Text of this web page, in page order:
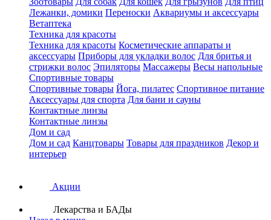
Лежанки, домики Переноски Аквариумы и аксессуары
Ветаптека
Техника для красоты
Техника для красоты Косметические аппараты и
аксессуары Приборы для укладки волос Для бритья и
стрижки волос Эпиляторы Массажеры Весы напольные
Спортивные товары
Спортивные товары Йога, пилатес Спортивное питание
Аксессуары для спорта Для бани и сауны
Контактные линзы
Контактные линзы
Дом и сад
Дом и сад Канцтовары Товары для праздников Декор и
интерьер
Акции
Лекарства и БАДы